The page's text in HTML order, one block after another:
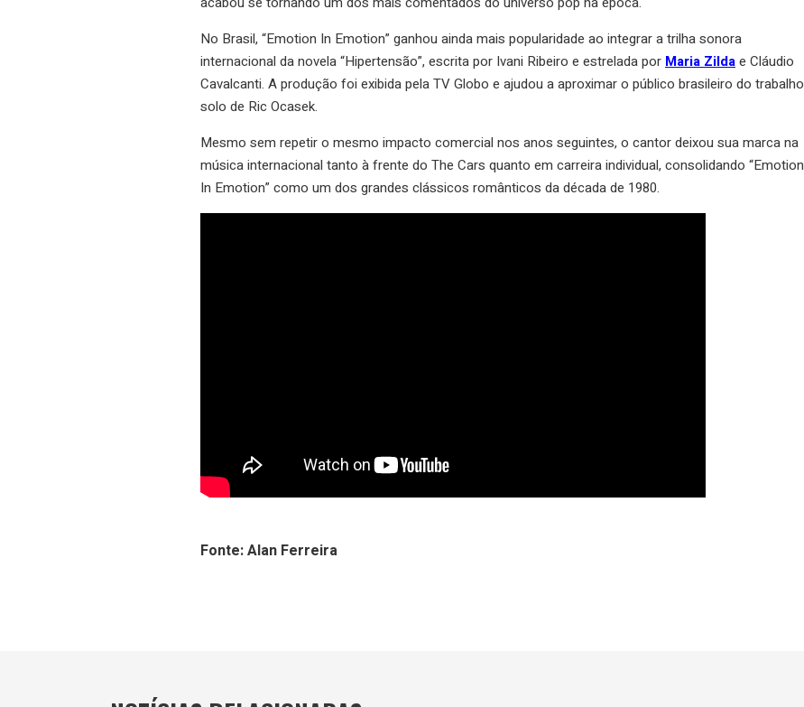
No Brasil, “Emotion In Emotion” ganhou ainda mais popularidade ao integrar a trilha sonora
internacional da novela “Hipertensão”, escrita por Ivani Ribeiro e estrelada por Maria Zildae Cláudio
Cavalcanti. A produção foi exibida pela TV Globo e ajudou a aproximar o público brasileiro do trabalho
solo de Ric Ocasek.
Mesmo sem repetir o mesmo impacto comercial nos anos seguintes, o cantor deixou sua marca na
música internacional tanto à frente do The Cars quanto em carreira individual, consolidando “Emotion
In Emotion” como um dos grandes clássicos românticos da década de 1980.
Fonte: Alan Ferreira